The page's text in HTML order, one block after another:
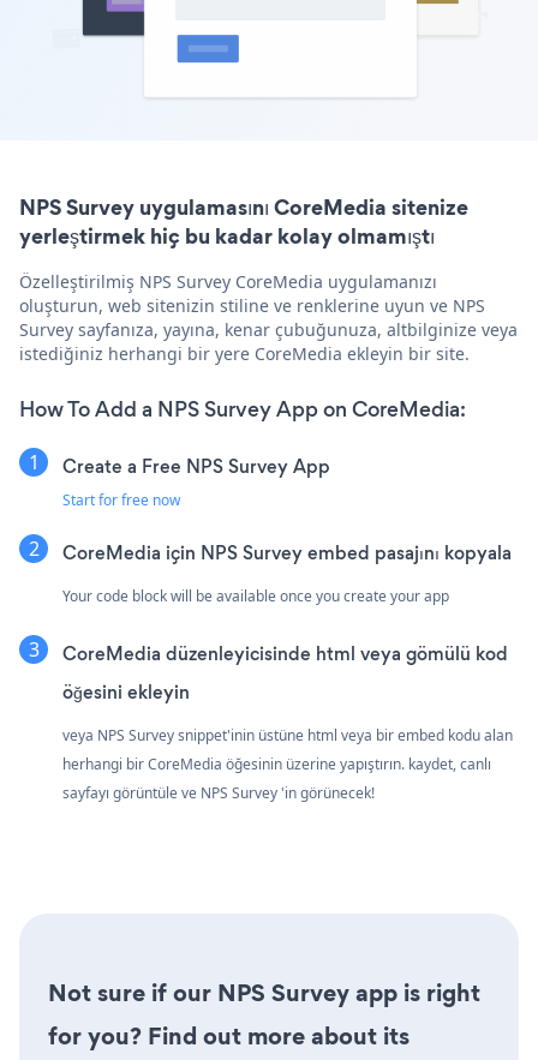
NPS Survey uygulamasını CoreMedia sitenize
yerleştirmek hiç bu kadar kolay olmamıştı
Özelleştirilmiş NPS Survey CoreMedia uygulamanızı
oluşturun, web sitenizin stiline ve renklerine uyun ve NPS
Survey sayfanıza, yayına, kenar çubuğunuza, altbilginize veya
istediğiniz herhangi bir yere CoreMedia ekleyin bir site.
How To Add a NPS Survey App on CoreMedia:
Create a Free NPS Survey App
Start for free now
CoreMedia için NPS Survey embed pasajını kopyala
Your code block will be available once you create your app
CoreMedia düzenleyicisinde html veya gömülü kod
öğesini ekleyin
veya NPS Survey snippet'inin üstüne html veya bir embed kodu alan
herhangi bir CoreMedia öğesinin üzerine yapıştırın. kaydet, canlı
sayfayı görüntüle ve NPS Survey 'in görünecek!
Not sure if our NPS Survey app is right
for you? Find out more about its